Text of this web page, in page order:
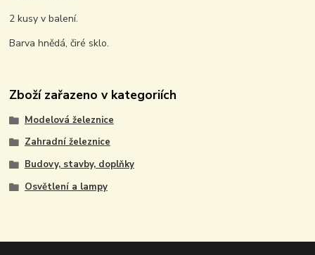
2 kusy v balení.
Barva hnědá, čiré sklo.
Zboží zařazeno v kategoriích
Modelová železnice
Zahradní železnice
Budovy, stavby, doplňky
Osvětlení a lampy